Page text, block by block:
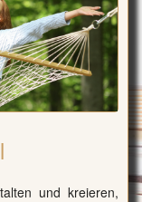
und kreieren,